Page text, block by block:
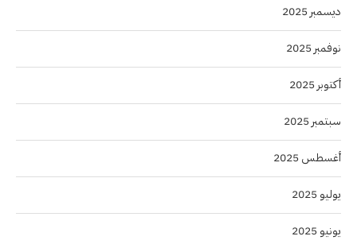
ديسمبر 2025
نوفمبر 2025
أكتوبر 2025
سبتمبر 2025
أغسطس 2025
يوليو 2025
يونيو 2025